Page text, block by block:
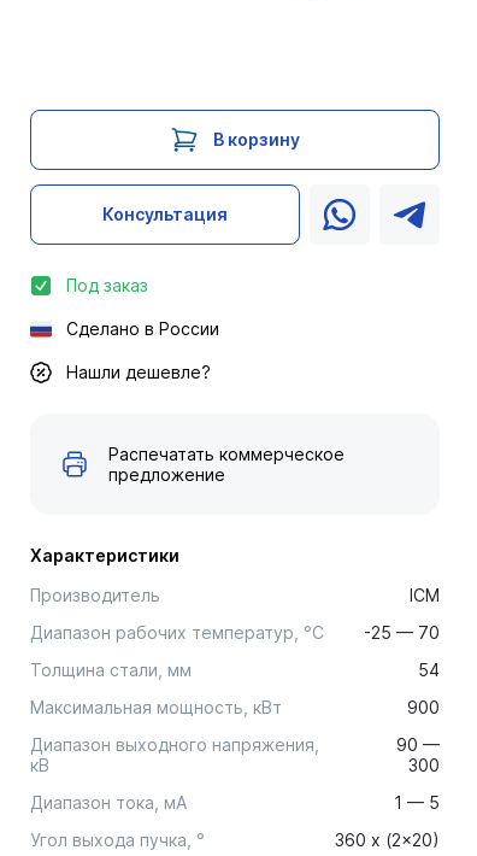
Характеристики
Производитель
ICM
Диапазон рабочих температур, °С
-25 — 70
Толщина стали, мм
54
Максимальная мощность, кВт
900
Диапазон выходного напряжения,
кВ
90 —
300
Диапазон тока, мА
1 — 5
Угол выхода пучка, °
360 x (2x20)
В корзину
Консультация
Под заказ
Сделано в России
Нашли дешевле?
Распечатать коммерческое
предложение